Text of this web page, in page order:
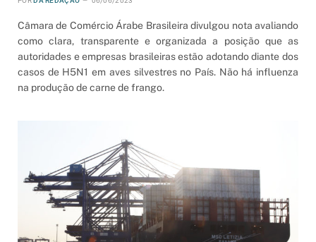
Câmara de Comércio Árabe Brasileira divulgou nota avaliando
como clara, transparente e organizada a posição que as
autoridades e empresas brasileiras estão adotando diante dos
casos de H5N1 em aves silvestres no País. Não há influenza
na produção de carne de frango.